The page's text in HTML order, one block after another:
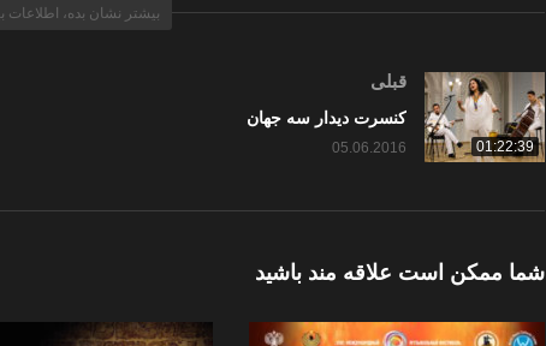
جانگو-Janggu: هو پُن سو
(Всего 136 просмотров, 2 сегодня)
بیشتر نشان بده، اطلاعات
01:22:39
قبلی
کنسرت دیدار سه جهان
05.06.2016
شما ممکن است علاقه مند باشید